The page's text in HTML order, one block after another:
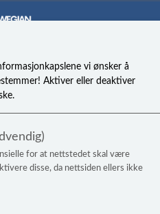
vi ønsker å
Aktiver eller deaktiver
for at nettstedet skal være
disse, da nettsiden ellers ikke